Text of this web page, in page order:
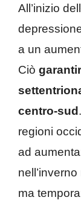
All’inizio
a un
Ciò
centro-sud
regioni
ad
ma